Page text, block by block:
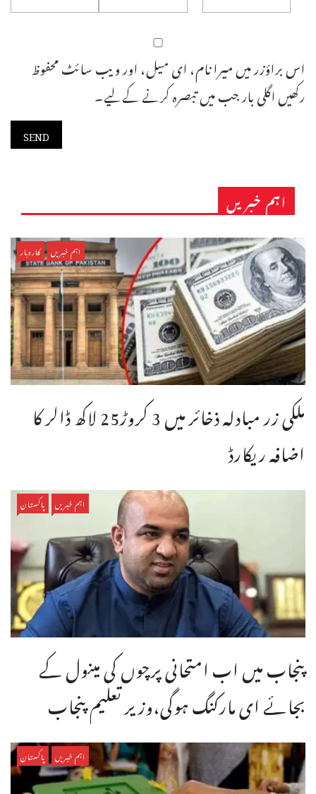
اس براؤزر میں میرا نام، ای میل، اور ویب سائٹ محفوظ
رکھیں اگلی بار جب میں تبصرہ کرنے کےلیے۔
اہم خبریں
اہم خبریں کاروبار
ملکی زر مبادلہ ذخائر میں 3 کروڑ25 لاکھ ڈالر کا
اضافہ ریکارڈ
اہم خبریں پاکستان
پنجاب میں اب امتحانی پرچوں کی مینول کے
بجائے ای مارکنگ ہوگی،وزیر تعلیم پنجاب
اہم خبریں پاکستان